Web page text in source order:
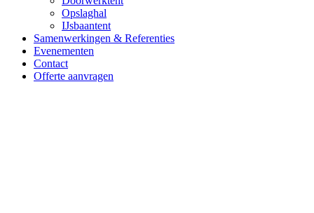
Opslaghal
IJsbaantent
Samenwerkingen & Referenties
Evenementen
Contact
Offerte aanvragen